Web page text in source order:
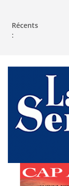
Récents
: